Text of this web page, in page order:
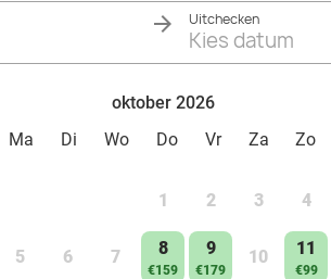
Uitchecken
Kies datum
oktober 2026
Ma
Di Wo Do Vr Za Zo
1 2 3 4
5 6 7 8
€159
9
€179
10 11
€99